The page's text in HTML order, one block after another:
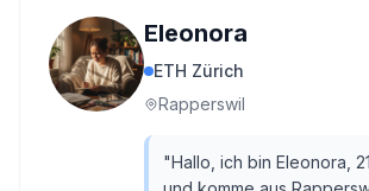
Eleonora
ETH Zürich
Rapperswil
"Hallo, ich bin Eleonora,